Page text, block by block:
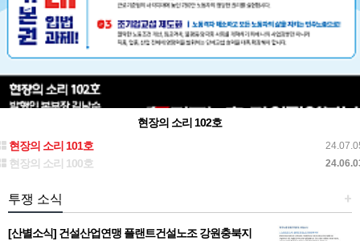
현장의 소리 102호
현장의 소리 101호
현장의 소리 100호
+
투쟁 소식
[산별소식] 건설산업연맹 플랜트건설노조 강원충북지